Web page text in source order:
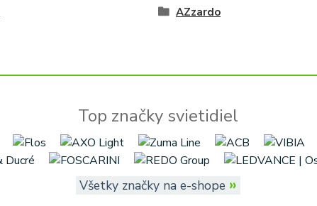
AZzardo
Top značky svietidiel
Všetky značky na e-shope »